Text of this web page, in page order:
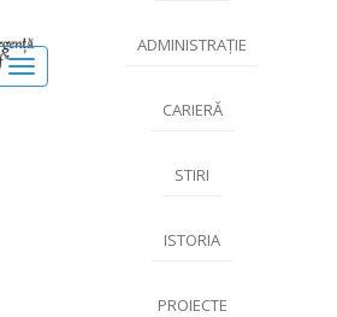
Meniu
ADMINISTRAȚIE
CARIERĂ
STIRI
ISTORIA
PROIECTE